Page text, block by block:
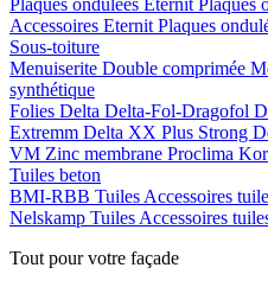
Plaques ondulees Eternit Plaques
Accessoires Eternit Plaques
Sous-toiture
Menuiserite Double comprimée
synthétique
Folies Delta Delta-Fol-Dragofol
Extremm Delta XX Plus Strong
VM Zinc membrane Proclima
Tuiles beton
BMI-RBB Tuiles Accessoires
Nelskamp Tuiles Accessoires
Tout pour votre façade